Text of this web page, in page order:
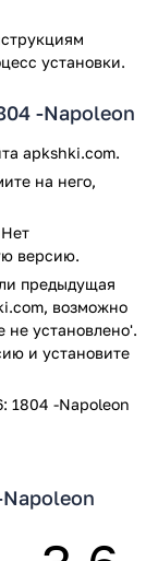
–
и т.д.;
доходы,
Ну и
без нее.
Потому не
объектов,
академии.
боя по своему
самого
дипломата.
установки.
-Napoleon
apkshki.com.
на него,
версию.
предыдущая
возможно
установлено'.
и установите
1804 -Napoleon